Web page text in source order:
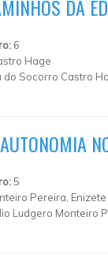
DA
6
Hage
do Socorro Castro
5
Pereira,
Ludgero Monteiro